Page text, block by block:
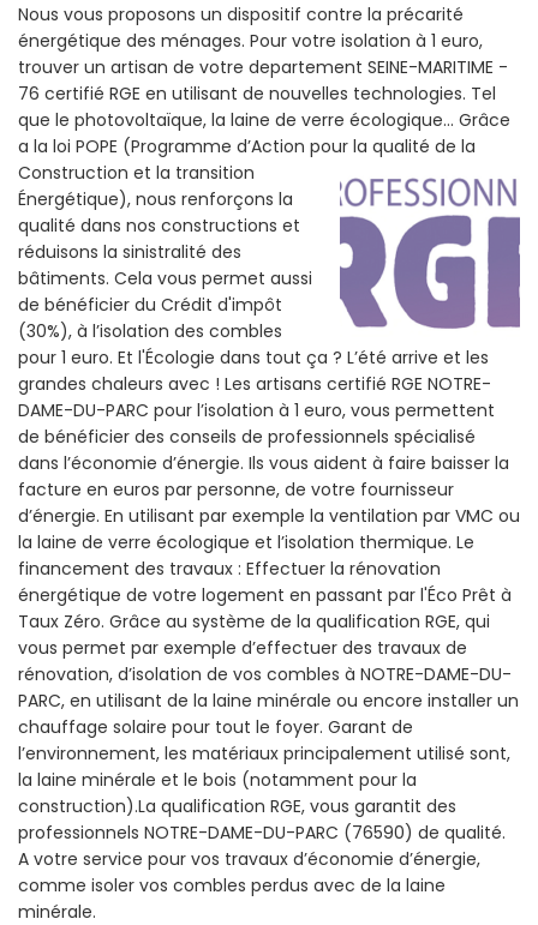
Nous vous proposons un dispositif contre la précarité
énergétique des ménages. Pour votre isolation à 1 euro,
trouver un artisan de votre departement SEINE-MARITIME -
76 certifié RGE en utilisant de nouvelles technologies. Tel
que le photovoltaïque, la laine de verre écologique... Grâce
a la loi POPE (Programme d’Action pour la qualité de la
Construction et la transition
Énergétique), nous renforçons la
qualité dans nos constructions et
réduisons la sinistralité des
bâtiments. Cela vous permet aussi
de bénéficier du Crédit d'impôt
(30%), à l’isolation des combles
pour 1 euro. Et l'Écologie dans tout ça ? L’été arrive et les
grandes chaleurs avec ! Les artisans certifié RGE NOTRE-
DAME-DU-PARC pour l’isolation à 1 euro, vous permettent
de bénéficier des conseils de professionnels spécialisé
dans l’économie d’énergie. Ils vous aident à faire baisser la
facture en euros par personne, de votre fournisseur
d’énergie. En utilisant par exemple la ventilation par VMC ou
la laine de verre écologique et l’isolation thermique. Le
financement des travaux : Effectuer la rénovation
énergétique de votre logement en passant par l'Éco Prêt à
Taux Zéro. Grâce au système de la qualification RGE, qui
vous permet par exemple d’effectuer des travaux de
rénovation, d’isolation de vos combles à NOTRE-DAME-DU-
PARC, en utilisant de la laine minérale ou encore installer un
chauffage solaire pour tout le foyer. Garant de
l’environnement, les matériaux principalement utilisé sont,
la laine minérale et le bois (notamment pour la
construction).La qualification RGE, vous garantit des
professionnels NOTRE-DAME-DU-PARC (76590) de qualité.
A votre service pour vos travaux d’économie d’énergie,
comme isoler vos combles perdus avec de la laine
minérale.